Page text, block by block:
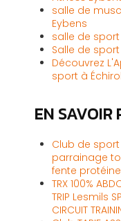
salle de
Eybens
salle de sport
Salle de
Découvrez
sport à
EN SAVOIR
Club de
parrainage
fente
TRX 100%
TRIP Lesmils
CIRCUIT